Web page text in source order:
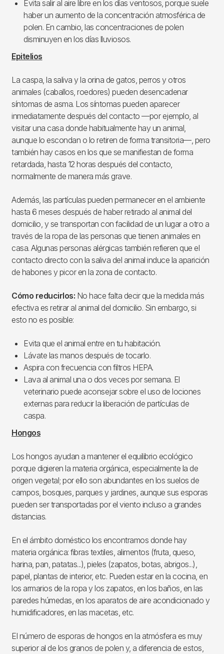
Evita salir al aire libre en los días ventosos, porque suele
haber un aumento de la concentración atmosférica de
polen. En cambio, las concentraciones de polen
disminuyen en los días lluviosos.
Epitelios
La caspa, la saliva y la orina de gatos, perros y otros
animales (caballos, roedores) pueden desencadenar
síntomas de asma. Los síntomas pueden aparecer
inmediatamente después del contacto —por ejemplo, al
visitar una casa donde habitualmente hay un animal,
aunque lo escondan o lo retiren de forma transitoria—, pero
también hay casos en los que se manifiestan de forma
retardada, hasta 12 horas después del contacto,
normalmente de manera más grave.
Además, las partículas pueden permanecer en el ambiente
hasta 6 meses después de haber retirado al animal del
domicilio, y se transportan con facilidad de un lugar a otro a
través de la ropa de las personas que tienen animales en
casa. Algunas personas alérgicas también refieren que el
contacto directo con la saliva del animal induce la aparición
de habones y picor en la zona de contacto.
Cómo reducirlos: No hace falta decir que la medida más
efectiva es retirar al animal del domicilio. Sin embargo, si
esto no es posible:
Evita que el animal entre en tu habitación.
Lávate las manos después de tocarlo.
Aspira con frecuencia con filtros HEPA.
Lava al animal una o dos veces por semana. El
veterinario puede aconsejar sobre el uso de lociones
externas para reducir la liberación de partículas de
caspa.
Hongos
Los hongos ayudan a mantener el equilibrio ecológico
porque digieren la materia orgánica, especialmente la de
origen vegetal; por ello son abundantes en los suelos de
campos, bosques, parques y jardines, aunque sus esporas
pueden ser transportadas por el viento incluso a grandes
distancias.
En el ámbito doméstico los encontramos donde hay
materia orgánica: fibras textiles, alimentos (fruta, queso,
harina, pan, patatas...), pieles (zapatos, botas, abrigos...),
papel, plantas de interior, etc. Pueden estar en la cocina, en
los armarios de la ropa y los zapatos, en los baños, en las
paredes húmedas, en los aparatos de aire acondicionado y
humidificadores, en las macetas, etc.
El número de esporas de hongos en la atmósfera es muy
superior al de los granos de polen y, a diferencia de estos,